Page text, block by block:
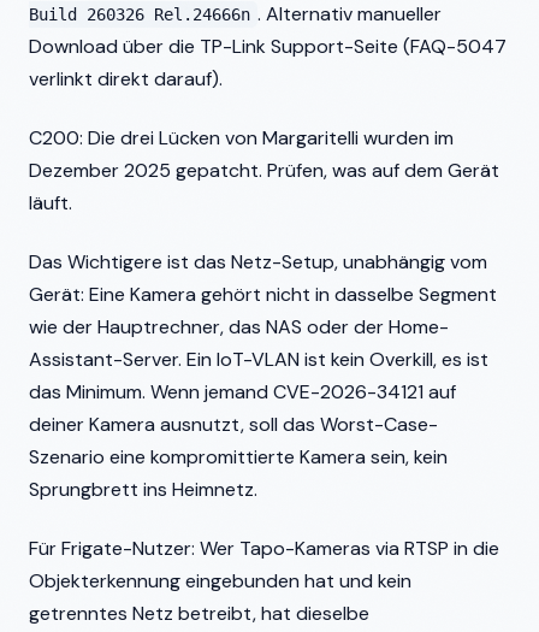
Build 260326 Rel.24666n . Alternativ manueller
Download über die TP-Link Support-Seite (FAQ-5047
verlinkt direkt darauf).
C200: Die drei Lücken von Margaritelli wurden im
Dezember 2025 gepatcht. Prüfen, was auf dem Gerät
läuft.
Das Wichtigere ist das Netz-Setup, unabhängig vom
Gerät: Eine Kamera gehört nicht in dasselbe Segment
wie der Hauptrechner, das NAS oder der Home-
Assistant-Server. Ein IoT-VLAN ist kein Overkill, es ist
das Minimum. Wenn jemand CVE-2026-34121 auf
deiner Kamera ausnutzt, soll das Worst-Case-
Szenario eine kompromittierte Kamera sein, kein
Sprungbrett ins Heimnetz.
Für Frigate-Nutzer: Wer Tapo-Kameras via RTSP in die
Objekterkennung eingebunden hat und kein
getrenntes Netz betreibt, hat dieselbe